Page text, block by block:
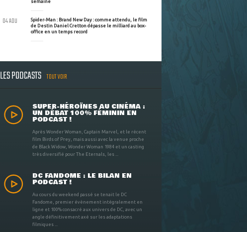
Spider-Man : Brand New Day : comme attendu, le film
de Destin Daniel Cretton dépasse le milliard au box-
office en un temps record
04 AOU
LES PODCASTS TOUT VOIR
SUPER-HÉROÏNES AU CINÉMA :
UN DÉBAT 100% FÉMININ EN
PODCAST !
Après Wonder Woman, Captain Marvel, et le récent
film Birds of Prey, mais aussi avec la venue proche
de Black Widow, Wonder Woman 1984 et un casting
très diversifié pour The Eternals, les ...
DC FANDOME : LE BILAN EN
PODCAST !
Au cours du weekend passé se tenait le DC
Fandome, premier évènement intégralement en
ligne et 100% consacré aux univers de DC, avec un
angle définitivement axé sur les adaptations
filmiques ...